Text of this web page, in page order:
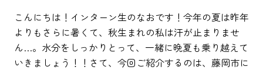
こんにちは！インターン生のなおです！今年の夏は昨年
よりもさらに暑くて、秋生まれの私は汗が止まりませ
ん…。水分をしっかりとって、一緒に晩夏も乗り越えて
いきましょう！！さて、今回ご紹介するのは、藤岡市に